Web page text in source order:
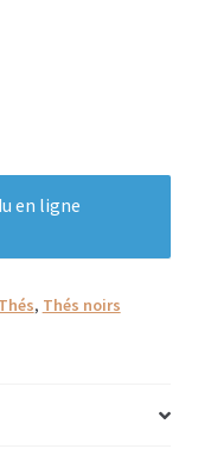
en ligne
Thés, Thés noirs